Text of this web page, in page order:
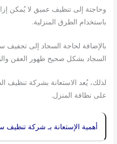
وحاجتة إلى تنظيف عميق لا يُمكن
باستخدام الطرق المنزلية.
بالإضافة لحاجة السجاد إلى
السجاد بشكل صحيح ظهور العفن
لذلك، يُعد الاستعانة بشركة تنظيف
على نظافة المنزل.
أهمية الإستعانة بـ شركة تنظيف